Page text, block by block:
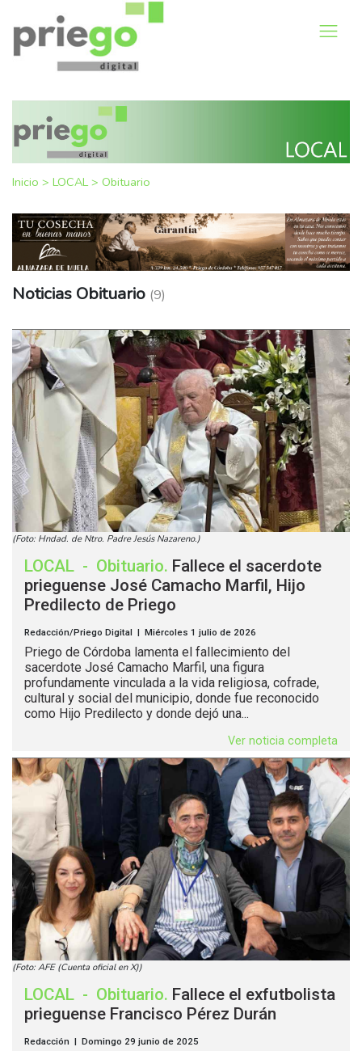
Inicio > LOCAL > Obituario
Noticias Obituario (9)
(Foto: Hndad. de Ntro. Padre Jesús Nazareno.)
LOCAL - Obituario. Fallece el sacerdote
prieguense José Camacho Marfil, Hijo
Predilecto de Priego
Redacción/Priego Digital | Miércoles 1 julio de 2026
Priego de Córdoba lamenta el fallecimiento del
sacerdote José Camacho Marfil, una figura
profundamente vinculada a la vida religiosa, cofrade,
cultural y social del municipio, donde fue reconocido
como Hijo Predilecto y donde dejó una...
Ver noticia completa
(Foto: AFE (Cuenta oficial en X))
LOCAL - Obituario. Fallece el exfutbolista
prieguense Francisco Pérez Durán
Redacción | Domingo 29 junio de 2025